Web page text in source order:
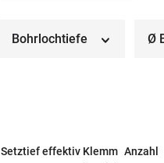
Bohrlochtiefe Ø
Setztiefeffektiv Klemm Anzahl